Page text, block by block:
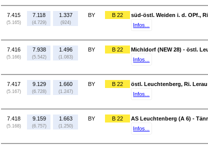
7.415
(5.165)
7.118
(4.729)
1.337
(924)
BY B 22
süd-östl. Weiden i. d. OPf.,
Infos...
7.416
(5.166)
7.938
(5.542)
1.496
(1.083)
BY B 22
Michldorf (NEW 28) - östl.
Infos...
7.417
(5.167)
9.129
(6.728)
1.660
(1.247)
BY B 22
östl. Leuchtenberg, Ri.
Infos...
7.418
(5.168)
9.159
(6.757)
1.663
(1.250)
BY B 22
AS Leuchtenberg (A 6) -
Infos...